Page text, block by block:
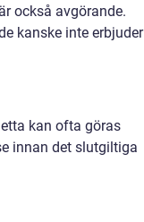
också avgörande.
kanske inte erbjuder
kan ofta göras
innan det slutgiltiga